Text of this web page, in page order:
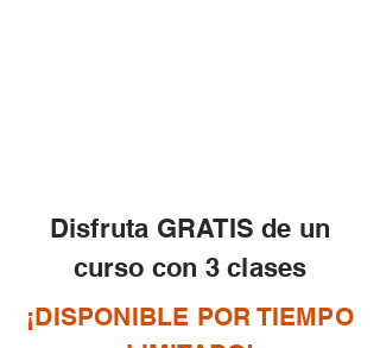
Disfruta GRATIS de un
curso con 3 clases
¡DISPONIBLE POR TIEMPO